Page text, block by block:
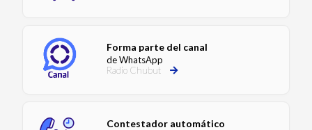
Forma parte del canal
de WhatsApp
Radio Chubut
Contestador automático